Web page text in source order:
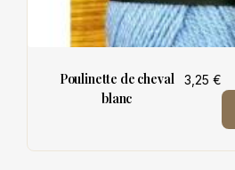
Poulinette de cheval
blanc
3,25 €